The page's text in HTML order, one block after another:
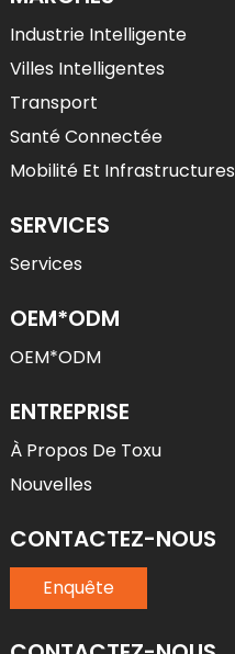
Industrie Intelligente
Villes Intelligentes
Transport
Santé Connectée
Mobilité Et Infrastructures
SERVICES
Services
OEM*ODM
OEM*ODM
ENTREPRISE
À Propos De Toxu
Nouvelles
CONTACTEZ-NOUS
Enquête